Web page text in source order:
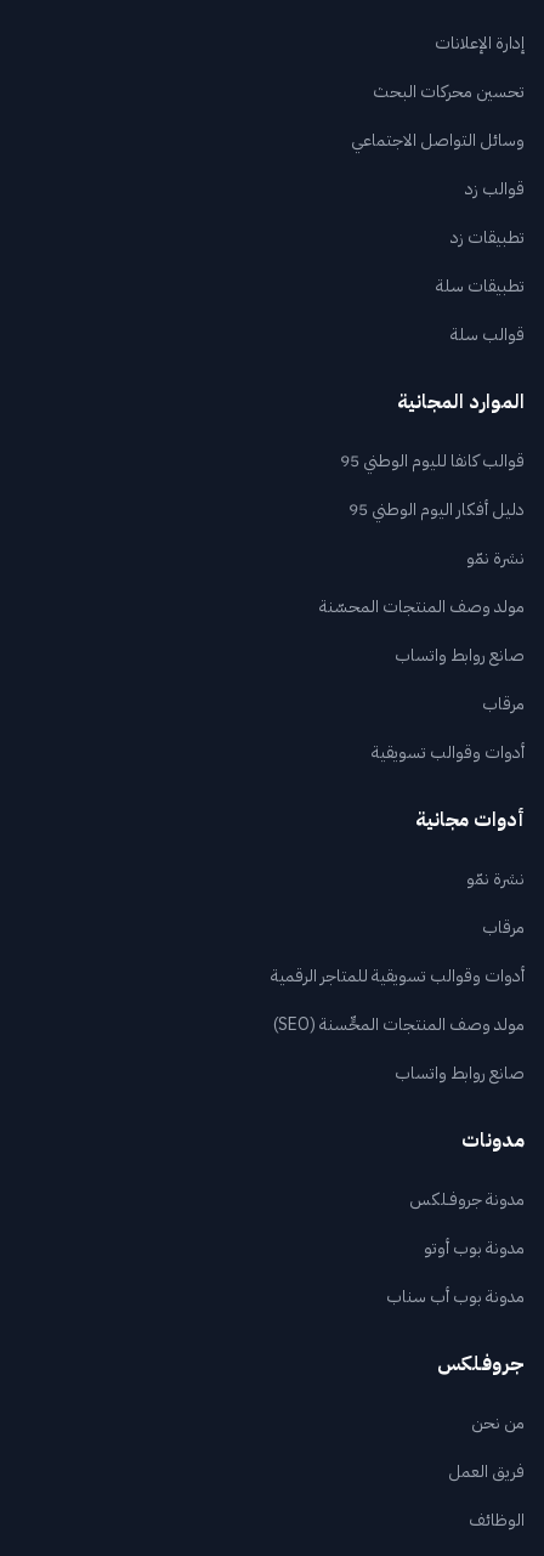
إدارة الإعلانات
تحسين محركات البحث
وسائل التواصل الاجتماعي
قوالب زد
تطبيقات زد
تطبيقات سلة
قوالب سلة
الموارد المجانية
قوالب كانفا لليوم الوطني 95
دليل أفكار اليوم الوطني 95
نشرة نمّو
مولد وصف المنتجات المحسّنة
صانع روابط واتساب
مرقاب
أدوات وقوالب تسويقية
أدوات مجانية
نشرة نمّو
مرقاب
أدوات وقوالب تسويقية للمتاجر الرقمية
مولد وصف المنتجات المحٍّسنة (SEO)
صانع روابط واتساب
مدونات
مدونة جروفـلكس
مدونة بوب أوتو
مدونة بوب أب سناب
جروفـلكس
من نحن
فريق العمل
الوظائف